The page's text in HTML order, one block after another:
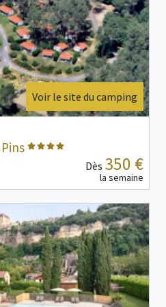
Voir le site du camping
Dès 350 €
la semaine